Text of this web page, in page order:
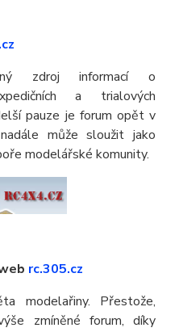
zdroj informací o
a trialových
pauze je forum opět v
může sloužit jako
modelářské komunity.
rc.305.cz
modelařiny. Přestože,
zmíněné forum, díky